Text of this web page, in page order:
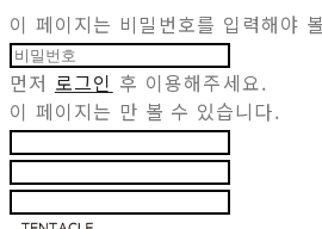
이 페이지는 비밀번호를 입력해야
먼저 로그인 후 이용해주세요.
이 페이지는 만 볼 수 있습니다.